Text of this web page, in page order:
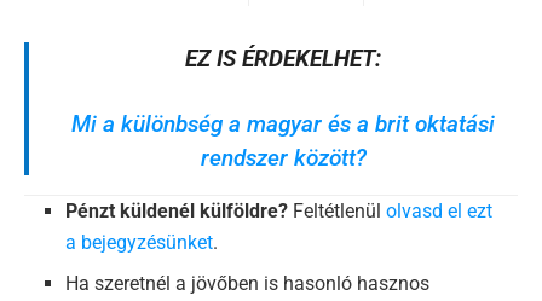
EZ IS ÉRDEKELHET:
Mi a különbség a magyar és a brit oktatási
rendszer között?
Pénzt küldenél külföldre? Feltétlenül olvasd el ezt
a bejegyzésünket.
Ha szeretnél a jövőben is hasonló hasznos